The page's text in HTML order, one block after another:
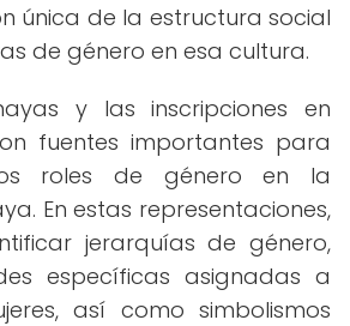
única de la estructura social
de género en esa cultura.
y las inscripciones en
fuentes importantes para
roles de género en la
En estas representaciones,
jerarquías de género,
específicas asignadas a
así como simbolismos